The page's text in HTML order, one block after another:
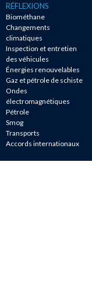
RÉFLEXIONS
Biométhane
Changements
climatiques
Inspection et entretien
des véhicules
Énergies renouvelables
Gaz et pétrole de schiste
Ondes
électromagnétiques
Pétrole
Smog
Transports
Accords internationaux